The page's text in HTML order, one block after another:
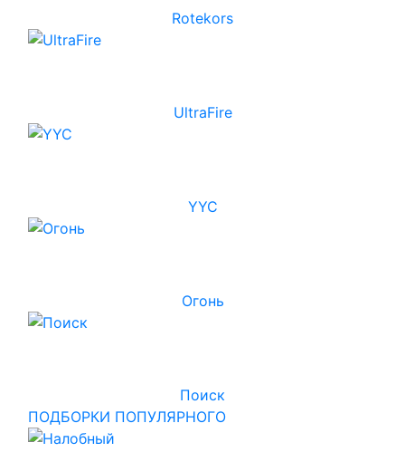
Rotekors
UltraFire
YYC
Огонь
Поиск
ПОДБОРКИ ПОПУЛЯРНОГО